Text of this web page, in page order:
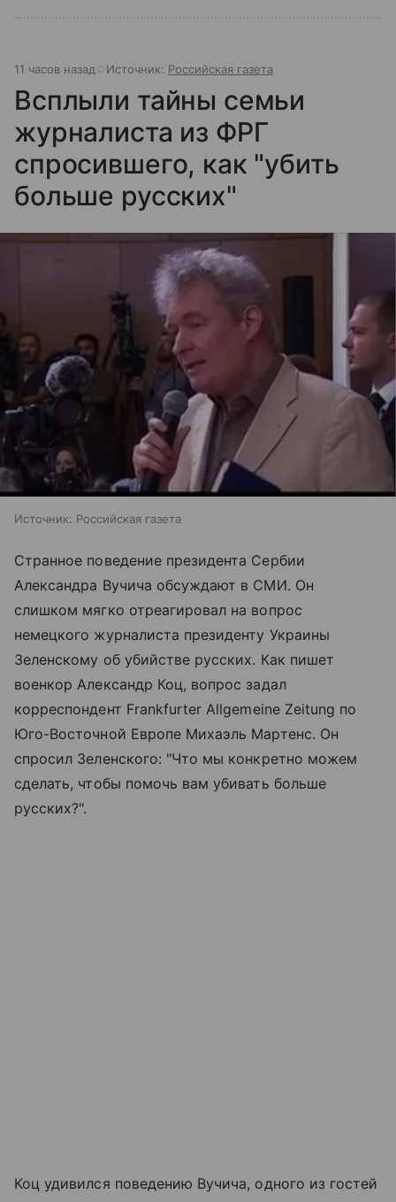
11 часов назад Источник: Российская газета
Всплыли тайны семьи
журналиста из ФРГ
спросившего, как "убить
больше русских"
Источник: Российская газета
Странное поведение президента Сербии
Александра Вучича обсуждают в СМИ. Он
слишком мягко отреагировал на вопрос
немецкого журналиста президенту Украины
Зеленскому об убийстве русских. Как пишет
военкор Александр Коц, вопрос задал
корреспондент Frankfurter Allgemeine Zeitung по
Юго-Восточной Европе Михаэль Мартенс. Он
спросил Зеленского: "Что мы конкретно можем
сделать, чтобы помочь вам убивать больше
русских?".
Коц удивился поведению Вучича, одного из гостей